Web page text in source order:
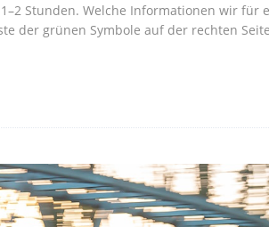
Stunden. Welche Informationen wir für
der grünen Symbole auf der rechten